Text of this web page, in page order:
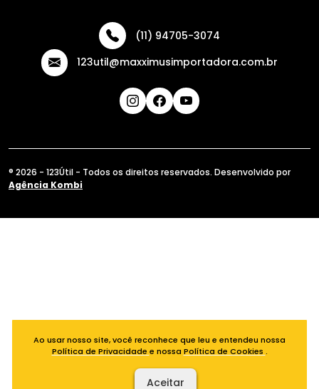
(11) 94705-3074
123util@maxximusimportadora.com.br
® 2026 - 123Útil - Todos os direitos reservados. Desenvolvido por
Agência Kombi
Ao usar nosso site, você reconhece que leu e entendeu nossa
Política de Privacidade e nossa Política de Cookies .
Aceitar